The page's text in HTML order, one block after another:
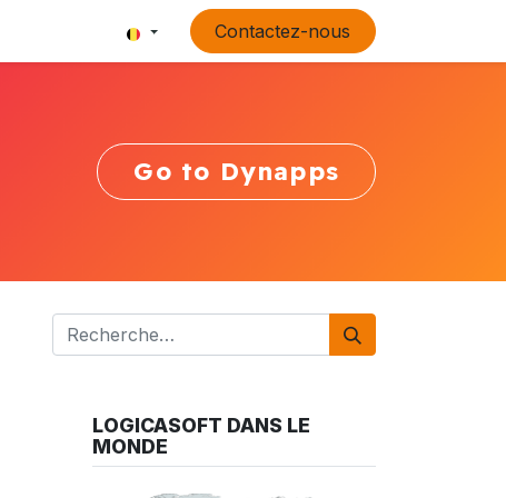
Contactez-nous
Go to Dynapps
LOGICASOFT DANS LE
MONDE